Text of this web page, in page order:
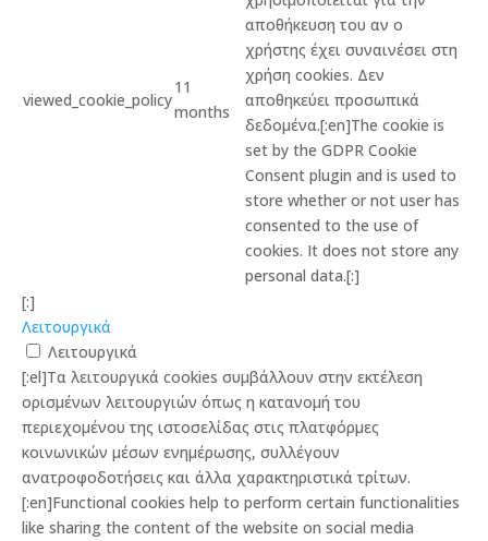
viewed_cookie_policy
11
months
αποθήκευση του αν ο
χρήστης έχει συναινέσει στη
χρήση cookies. Δεν
αποθηκεύει προσωπικά
δεδομένα.[:en]The cookie is
set by the GDPR Cookie
Consent plugin and is used to
store whether or not user has
consented to the use of
cookies. It does not store any
personal data.[:]
[:]
Λειτουργικά
Λειτουργικά
[:el]Τα λειτουργικά cookies συμβάλλουν στην εκτέλεση
ορισμένων λειτουργιών όπως η κατανομή του
περιεχομένου της ιστοσελίδας στις πλατφόρμες
κοινωνικών μέσων ενημέρωσης, συλλέγουν
ανατροφοδοτήσεις και άλλα χαρακτηριστικά τρίτων.
[:en]Functional cookies help to perform certain functionalities
like sharing the content of the website on social media